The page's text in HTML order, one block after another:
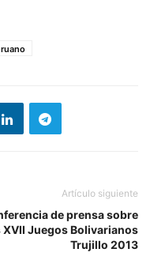
Artículo siguiente
de prensa sobre
XVII Juegos Bolivarianos
Trujillo 2013